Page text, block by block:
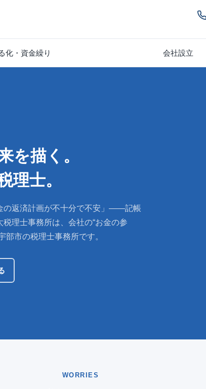
化・資金繰り 会社設立
を描く。
理士。
の返済計画が不十分で不安」——記帳
理士事務所は、会社の“お金の参
部市の税理士事務所です。
WORRIES